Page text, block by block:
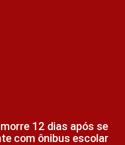
12 dias após se
com ônibus escolar